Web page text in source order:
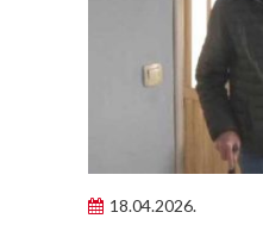
18.04.2026.